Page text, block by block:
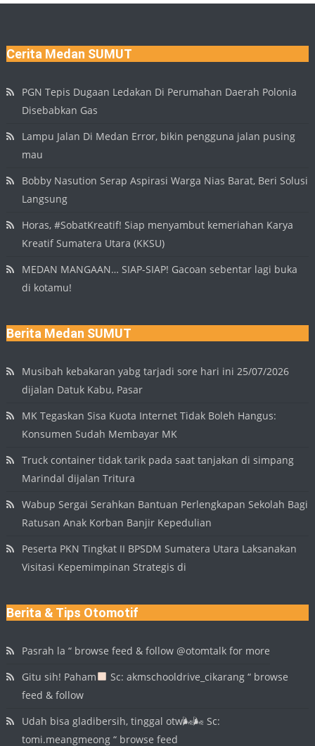
Cerita Medan SUMUT
PGN Tepis Dugaan Ledakan Di Perumahan Daerah Polonia
Disebabkan Gas
Lampu Jalan Di Medan Error, bikin pengguna jalan pusing
mau
Bobby Nasution Serap Aspirasi Warga Nias Barat, Beri Solusi
Langsung
Horas, #SobatKreatif! Siap menyambut kemeriahan Karya
Kreatif Sumatera Utara (KKSU)
MEDAN MANGAAN… SIAP-SIAP! Gacoan sebentar lagi buka
di kotamu!
Berita Medan SUMUT
Musibah kebakaran yabg tarjadi sore hari ini 25/07/2026
dijalan Datuk Kabu, Pasar
MK Tegaskan Sisa Kuota Internet Tidak Boleh Hangus:
Konsumen Sudah Membayar MK
Truck container tidak tarik pada saat tanjakan di simpang
Marindal dijalan Tritura
Wabup Sergai Serahkan Bantuan Perlengkapan Sekolah Bagi
Ratusan Anak Korban Banjir Kepedulian
Peserta PKN Tingkat II BPSDM Sumatera Utara Laksanakan
Visitasi Kepemimpinan Strategis di
Berita & Tips Otomotif
Pasrah la “ browse feed & follow @otomtalk for more
Gitu sih! Paham
Sc: akmschooldrive_cikarang “ browse
feed & follow
Udah bisa gladibersih, tinggal otw🌬🌬 Sc:
tomi.meangmeong “ browse feed